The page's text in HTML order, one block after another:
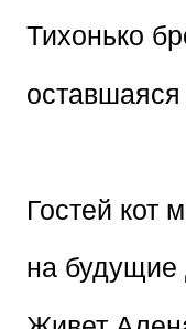
Тихонько
оставшаяся
Гостей кот
на будущие